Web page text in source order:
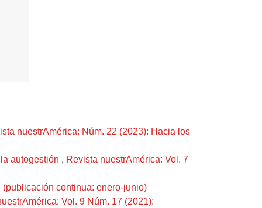
nuestrAmérica: Núm. 22 (2023): Hacia los
autogestión , Revista nuestrAmérica: Vol. 7
continua: enero-junio)
Vol. 9 Núm. 17 (2021):